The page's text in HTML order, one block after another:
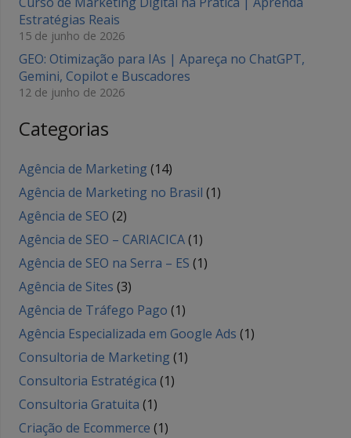
Estratégias Reais
15 de junho de 2026
GEO: Otimização para IAs | Apareça no ChatGPT,
Gemini, Copilot e Buscadores
12 de junho de 2026
Categorias
Agência de Marketing (14)
Agência de Marketing no Brasil (1)
Agência de SEO (2)
Agência de SEO – CARIACICA(1)
Agência de SEO na Serra – ES (1)
Agência de Sites (3)
Agência de Tráfego Pago (1)
Agência Especializada em Google Ads (1)
Consultoria de Marketing (1)
Consultoria Estratégica (1)
Consultoria Gratuita (1)
Criação de Ecommerce (1)